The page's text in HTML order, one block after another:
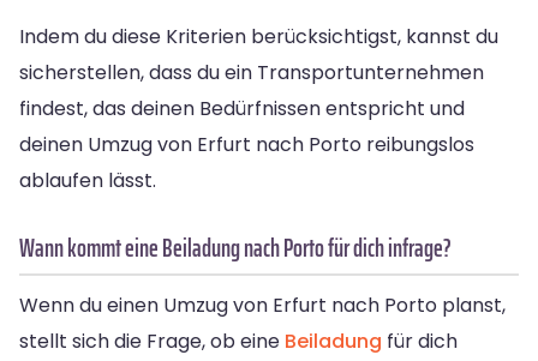
Indem du diese Kriterien berücksichtigst, kannst du
sicherstellen, dass du ein Transportunternehmen
findest, das deinen Bedürfnissen entspricht und
deinen Umzug von Erfurt nach Porto reibungslos
ablaufen lässt.
Wann kommt eine Beiladung nach Porto für dich infrage?
Wenn du einen Umzug von Erfurt nach Porto planst,
stellt sich die Frage, ob eine Beiladung für dich